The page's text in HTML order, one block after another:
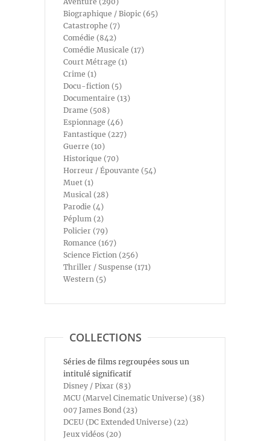
Biographique / Biopic (65)
Catastrophe (7)
Comédie (842)
Comédie Musicale (17)
Court Métrage (1)
Crime (1)
Docu-fiction (5)
Documentaire (13)
Drame (508)
Espionnage (46)
Fantastique (227)
Guerre (10)
Historique (70)
Horreur / Épouvante (54)
Muet (1)
Musical (28)
Parodie (4)
Péplum (2)
Policier (79)
Romance (167)
Science Fiction (256)
Thriller / Suspense (171)
Western (5)
COLLECTIONS
Séries de films regroupées sous un
intitulé significatif
Disney / Pixar (83)
MCU (Marvel Cinematic Universe) (38)
007 James Bond (23)
DCEU (DC Extended Universe) (22)
Jeux vidéos (20)